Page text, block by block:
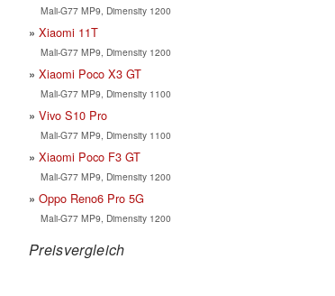
Mali-G77 MP9, Dimensity 1200
Xiaomi 11T
Mali-G77 MP9, Dimensity 1200
Xiaomi Poco X3 GT
Mali-G77 MP9, Dimensity 1100
Vivo S10 Pro
Mali-G77 MP9, Dimensity 1100
Xiaomi Poco F3 GT
Mali-G77 MP9, Dimensity 1200
Oppo Reno6 Pro 5G
Mali-G77 MP9, Dimensity 1200
Preisvergleich